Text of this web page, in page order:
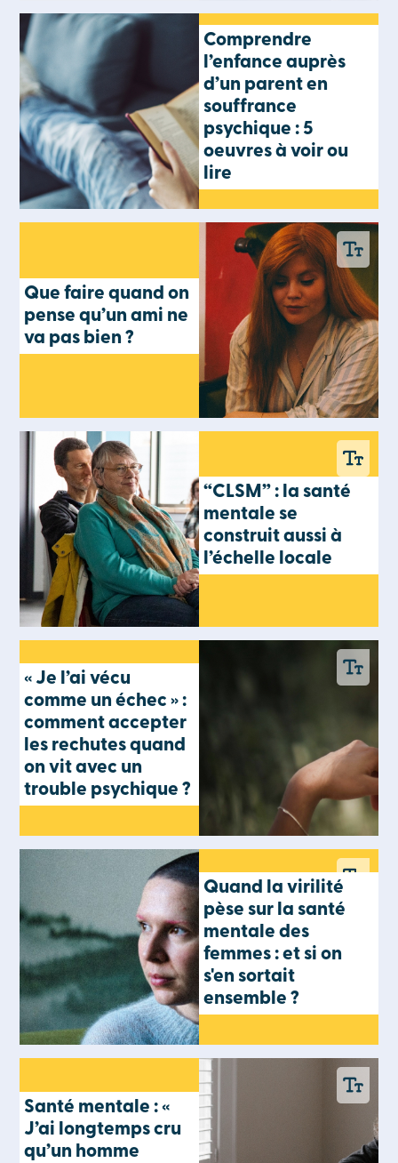
Comprendre
l’enfance auprès
d’un parent en
souffrance
psychique : 5
oeuvres à voir ou
lire
Que faire quand on
pense qu’un ami ne
va pas bien ?
“CLSM” : la santé
mentale se
construit aussi à
l’échelle locale
« Je l’ai vécu
comme un échec » :
comment accepter
les rechutes quand
on vit avec un
trouble psychique ?
Quand la virilité
pèse sur la santé
mentale des
femmes : et si on
s'en sortait
ensemble ?
Santé mentale : «
J’ai longtemps cru
qu’un homme